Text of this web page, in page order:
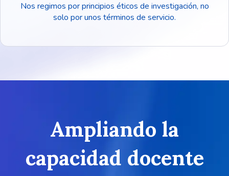
Nos regimos por principios éticos de investigación, no
solo por unos términos de servicio.
Ampliando la
capacidad docente